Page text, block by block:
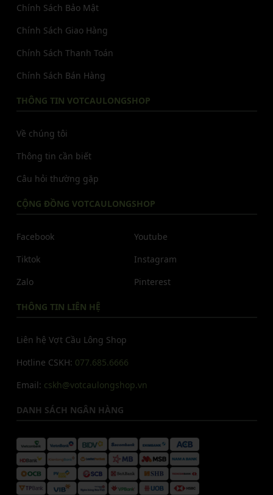
Chính Sách Bảo Mật
Chính Sách Giao Hàng
Chính Sách Thanh Toán
Chính Sách Bán Hàng
THÔNG TIN VOTCAULONGSHOP
Về chúng tôi
Thông tin cần biết
Câu hỏi thường gặp
CỘNG ĐỒNG VOTCAULONGSHOP
Facebook
Tiktok
Zalo
Youtube
Instagram
Pinterest
THÔNG TIN LIÊN HỆ
Liên hệ Vợt Cầu Lông Shop
Hotline CSKH: 077.685.6666
Email: cskh@votcaulongshop.vn
DANH SÁCH NGÂN HÀNG